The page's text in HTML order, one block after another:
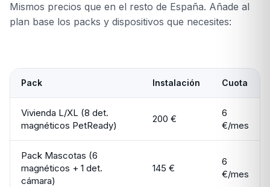
Mismos precios que en el resto de España. Añade al
plan base los packs y dispositivos que necesites:
Pack Instalación Cuota
Vivienda L/XL (8 det.
magnéticos PetReady)
200 €
6
€/mes
Pack Mascotas (6
magnéticos + 1 det.
cámara)
145 €
6
€/mes